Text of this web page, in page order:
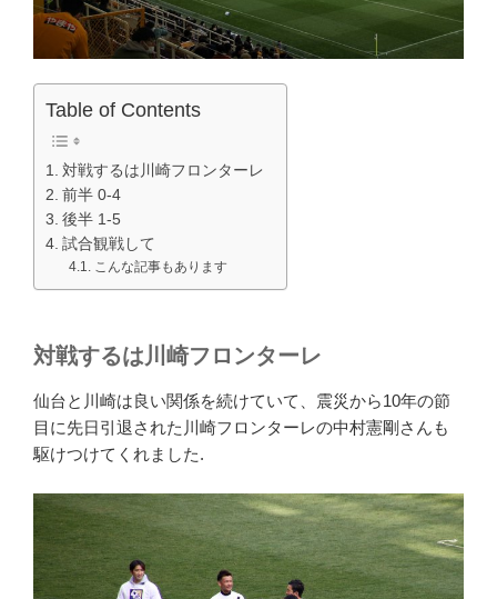
Table of Contents
対戦するは川崎フロンターレ
前半 0-4
後半 1-5
試合観戦して
こんな記事もあります
対戦するは川崎フロンターレ
仙台と川崎は良い関係を続けていて、震災から10年の節
目に先日引退された川崎フロンターレの中村憲剛さんも
駆けつけてくれました.